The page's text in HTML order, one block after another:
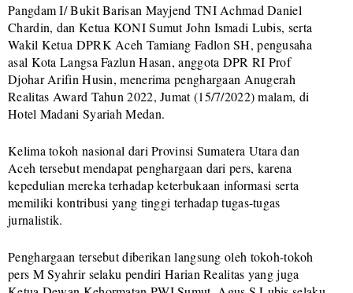
Pangdam I/ Bukit Barisan Mayjend TNI Achmad Daniel
Chardin, dan Ketua KONI Sumut John Ismadi Lubis, serta
Wakil Ketua DPRK Aceh Tamiang Fadlon SH, pengusaha
asal Kota Langsa Fazlun Hasan, anggota DPR RI Prof
Djohar Arifin Husin, menerima penghargaan Anugerah
Realitas Award Tahun 2022, Jumat (15/7/2022) malam, di
Hotel Madani Syariah Medan.
Kelima tokoh nasional dari Provinsi Sumatera Utara dan
Aceh tersebut mendapat penghargaan dari pers, karena
kepedulian mereka terhadap keterbukaan informasi serta
memiliki kontribusi yang tinggi terhadap tugas-tugas
jurnalistik.
Penghargaan tersebut diberikan langsung oleh tokoh-tokoh
pers M Syahrir selaku pendiri Harian Realitas yang juga